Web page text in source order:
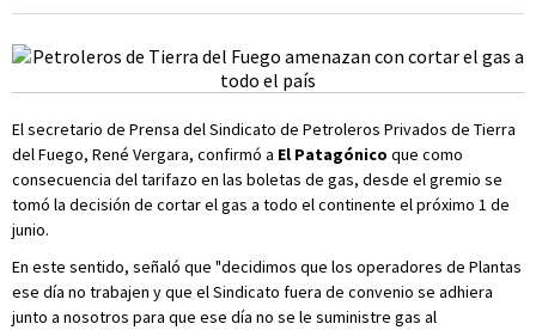
El secretario de Prensa del Sindicato de Petroleros Privados de Tierra
del Fuego, René Vergara, confirmó a El Patagónico que como
consecuencia del tarifazo en las boletas de gas, desde el gremio se
tomó la decisión de cortar el gas a todo el continente el próximo 1 de
junio.
En este sentido, señaló que "decidimos que los operadores de Plantas
ese día no trabajen y que el Sindicato fuera de convenio se adhiera
junto a nosotros para que ese día no se le suministre gas al